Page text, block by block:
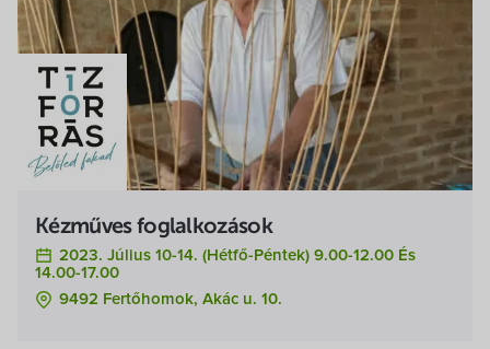
Kézműves foglalkozások
2023. Július 10-14. (hétfő-Péntek) 9.00-12.00 És
14.00-17.00
9492 Fertőhomok, Akác u. 10.